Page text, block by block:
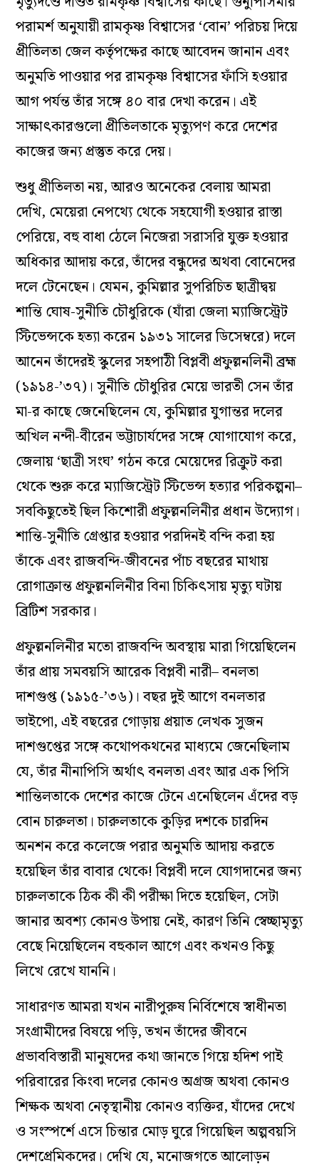
পরামর্শ অনুযায়ী রামকৃষ্ণ বিশ্বাসের ‘বোন’ পরিচয় দিয়ে
প্রীতিলতা জেল কর্তৃপক্ষের কাছে আবেদন জানান এবং
অনুমতি পাওয়ার পর রামকৃষ্ণ বিশ্বাসের ফাঁসি হওয়ার
আগ পর্যন্ত তাঁর সঙ্গে ৪০ বার দেখা করেন। এই
সাক্ষাৎকারগুলো প্রীতিলতাকে মৃত্যুপণ করে দেশের
কাজের জন্য প্রস্তুত করে দেয়।
শুধু প্রীতিলতা নয়, আরও অনেকের বেলায় আমরা
দেখি, মেয়েরা নেপথ্যে থেকে সহযোগী হওয়ার রাস্তা
পেরিয়ে, বহু বাধা ঠেলে নিজেরা সরাসরি যুক্ত হওয়ার
অধিকার আদায় করে, তাঁদের বন্ধুদের অথবা বোনেদের
দলে টেনেছেন। যেমন, কুমিল্লার সুপরিচিত ছাত্রীদ্বয়
শান্তি ঘোষ-সুনীতি চৌধুরিকে (যাঁরা জেলা ম্যাজিস্ট্রেট
স্টিভেন্সকে হত্যা করেন ১৯৩১ সালের ডিসেম্বরে) দলে
আনেন তাঁদেরই স্কুলের সহপাঠী বিপ্লবী প্রফুল্লনলিনী ব্রহ্ম
(১৯১৪-’৩৭)। সুনীতি চৌধুরির মেয়ে ভারতী সেন তাঁর
মা-র কাছে জেনেছিলেন যে, কুমিল্লার যুগান্তর দলের
অখিল নন্দী-বীরেন ভট্টাচার্যদের সঙ্গে যোগাযোগ করে,
জেলায় ‘ছাত্রী সংঘ’ গঠন করে মেয়েদের রিক্রুট করা
থেকে শুরু করে ম্যাজিস্ট্রেট স্টিভেন্স হত্যার পরিকল্পনা–
সবকিছুতেই ছিল কিশোরী প্রফুল্লনলিনীর প্রধান উদ্যোগ।
শান্তি-সুনীতি গ্রেপ্তার হওয়ার পরদিনই বন্দি করা হয়
তাঁকে এবং রাজবন্দি-জীবনের পাঁচ বছরের মাথায়
রোগাক্রান্ত প্রফুল্লনলিনীর বিনা চিকিৎসায় মৃত্যু ঘটায়
ব্রিটিশ সরকার।
প্রফুল্লনলিনীর মতো রাজবন্দি অবস্থায় মারা গিয়েছিলেন
তাঁর প্রায় সমবয়সি আরেক বিপ্লবী নারী– বনলতা
দাশগুপ্ত (১৯১৫-’৩৬)। বছর দুই আগে বনলতার
ভাইপো, এই বছরের গোড়ায় প্রয়াত লেখক সুজন
দাশগুপ্তের সঙ্গে কথোপকথনের মাধ্যমে জেনেছিলাম
যে, তাঁর নীনাপিসি অর্থাৎ বনলতা এবং আর এক পিসি
শান্তিলতাকে দেশের কাজে টেনে এনেছিলেন এঁদের বড়
বোন চারুলতা। চারুলতাকে কুড়ির দশকে চারদিন
অনশন করে কলেজে পরার অনুমতি আদায় করতে
হয়েছিল তাঁর বাবার থেকে! বিপ্লবী দলে যোগদানের জন্য
চারুলতাকে ঠিক কী কী পরীক্ষা দিতে হয়েছিল, সেটা
জানার অবশ্য কোনও উপায় নেই, কারণ তিনি স্বেচ্ছামৃত্যু
বেছে নিয়েছিলেন বহুকাল আগে এবং কখনও কিছু
লিখে রেখে যাননি।
সাধারণত আমরা যখন নারীপুরুষ নির্বিশেষে স্বাধীনতা
সংগ্রামীদের বিষয়ে পড়ি, তখন তাঁদের জীবনে
প্রভাববিস্তারী মানুষদের কথা জানতে গিয়ে হদিশ পাই
পরিবারের কিংবা দলের কোনও অগ্রজ অথবা কোনও
শিক্ষক অথবা নেতৃস্থানীয় কোনও ব্যক্তির, যাঁদের দেখে
ও সংস্পর্শে এসে চিন্তার মোড় ঘুরে গিয়েছিল অল্পবয়সি
দেশপ্রেমিকদের। দেখি যে, মনোজগতে আলোড়ন